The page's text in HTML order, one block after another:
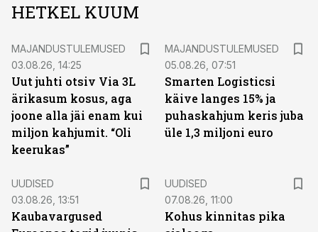
HETKEL KUUM
MAJANDUSTULEMUSED
03.08.26, 14:25
Uut juhti otsiv Via 3L
ärikasum kosus, aga
joone alla jäi enam kui
miljon kahjumit. “Oli
keerukas”
MAJANDUSTULEMUSED
05.08.26, 07:51
Smarten Logisticsi
käive langes 15% ja
puhaskahjum keris juba
üle 1,3 miljoni euro
UUDISED
03.08.26, 13:51
Kaubavargused
UUDISED
07.08.26, 11:00
Kohus kinnitas pika